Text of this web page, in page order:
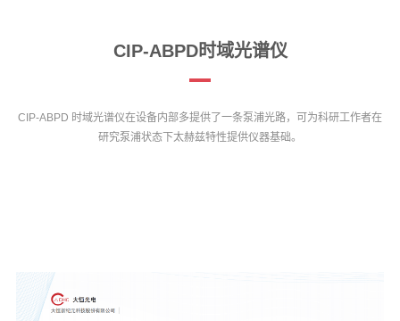
CIP-ABPD时域光谱仪
CIP-ABPD 时域光谱仪在设备内部多提供了一条泵浦光路，可为科研工作者在
研究泵浦状态下太赫兹特性提供仪器基础。